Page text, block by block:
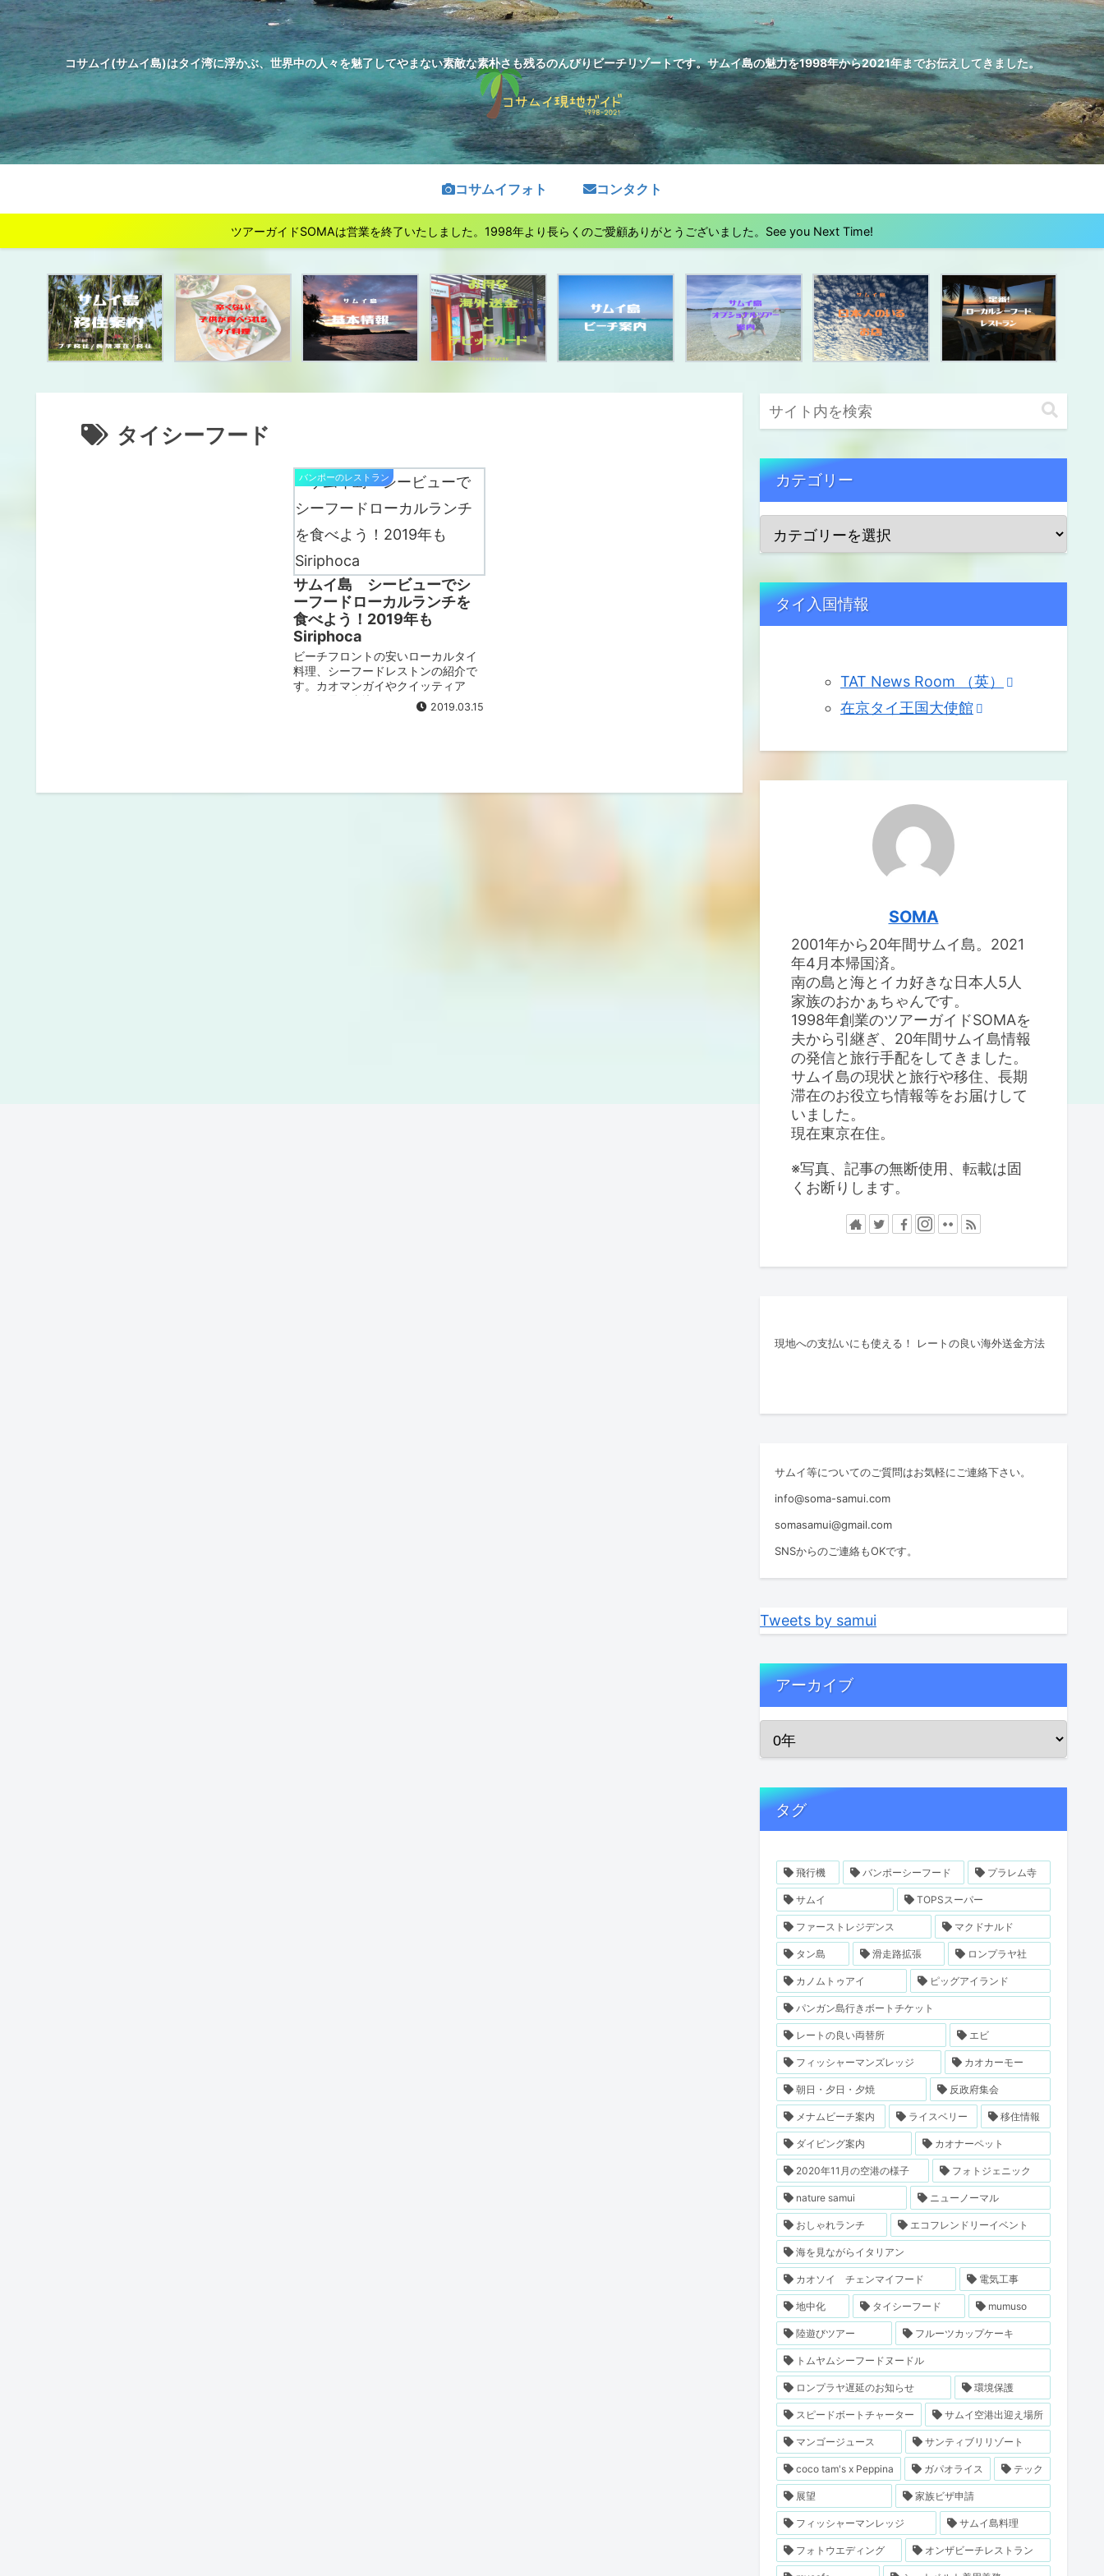
コサムイ(サムイ島)はタイ湾に浮かぶ、世界中の人々を魅了してやまない素敵な素朴さも残るのんびりビーチリゾートです。サムイ島の魅力を1998年から2021年までお伝えしてきました。
コサムイフォト コンタクト
ツアーガイドSOMAは営業を終了いたしました。1998年より長らくのご愛顧ありがとうございました。See you Next Time!
タイシーフード
バンポーのレストラン
サムイ島 シービューでシ
ーフードローカルランチを
食べよう！2019年も
Siriphoca
ビーチフロントの安いローカルタイ
料理、シーフードレストンの紹介で
す。カオマンガイやクイッティア
オ、豚足の煮込み、鴨などいろいろ
選べて使えるお店です。ローカルな
2019.03.15
カテゴリー
タイ入国情報
TAT News Room （英）
在京タイ王国大使館
SOMA
2001年から20年間サムイ島。2021
年4月本帰国済。
南の島と海とイカ好きな日本人5人
家族のおかぁちゃんです。
1998年創業のツアーガイドSOMAを
夫から引継ぎ、20年間サムイ島情報
の発信と旅行手配をしてきました。
サムイ島の現状と旅行や移住、長期
滞在のお役立ち情報等をお届けして
いました。
現在東京在住。
※写真、記事の無断使用、転載は固
くお断りします。
現地への支払いにも使える！ レートの良い海外送金方法
サムイ等についてのご質問はお気軽にご連絡下さい。
info@soma-samui.com
somasamui@gmail.com
SNSからのご連絡もOKです。
Tweets by samui
アーカイブ
タグ
飛行機 バンポーシーフード プラレム寺
サムイ TOPSスーパー
ファーストレジデンス マクドナルド
タン島 滑走路拡張 ロンプラヤ社
カノムトゥアイ ピッグアイランド
パンガン島行きボートチケット
レートの良い両替所 エビ
フィッシャーマンズレッジ カオカーモー
朝日・夕日・夕焼 反政府集会
メナムビーチ案内 ライスベリー 移住情報
ダイビング案内 カオナーペット
2020年11月の空港の様子 フォトジェニック
nature samui ニューノーマル
おしゃれランチ エコフレンドリーイベント
海を見ながらイタリアン
カオソイ チェンマイフード 電気工事
地中化 タイシーフード mumuso
陸遊びツアー フルーツカップケーキ
トムヤムシーフードヌードル
ロンプラヤ遅延のお知らせ 環境保護
スピードボートチャーター サムイ空港出迎え場所
マンゴージュース サンティブリリゾート
coco tam's x Peppina ガパオライス テック
展望 家族ビザ申請
フィッシャーマンレッジ サムイ島料理
フォトウエディング オンザビーチレストラン